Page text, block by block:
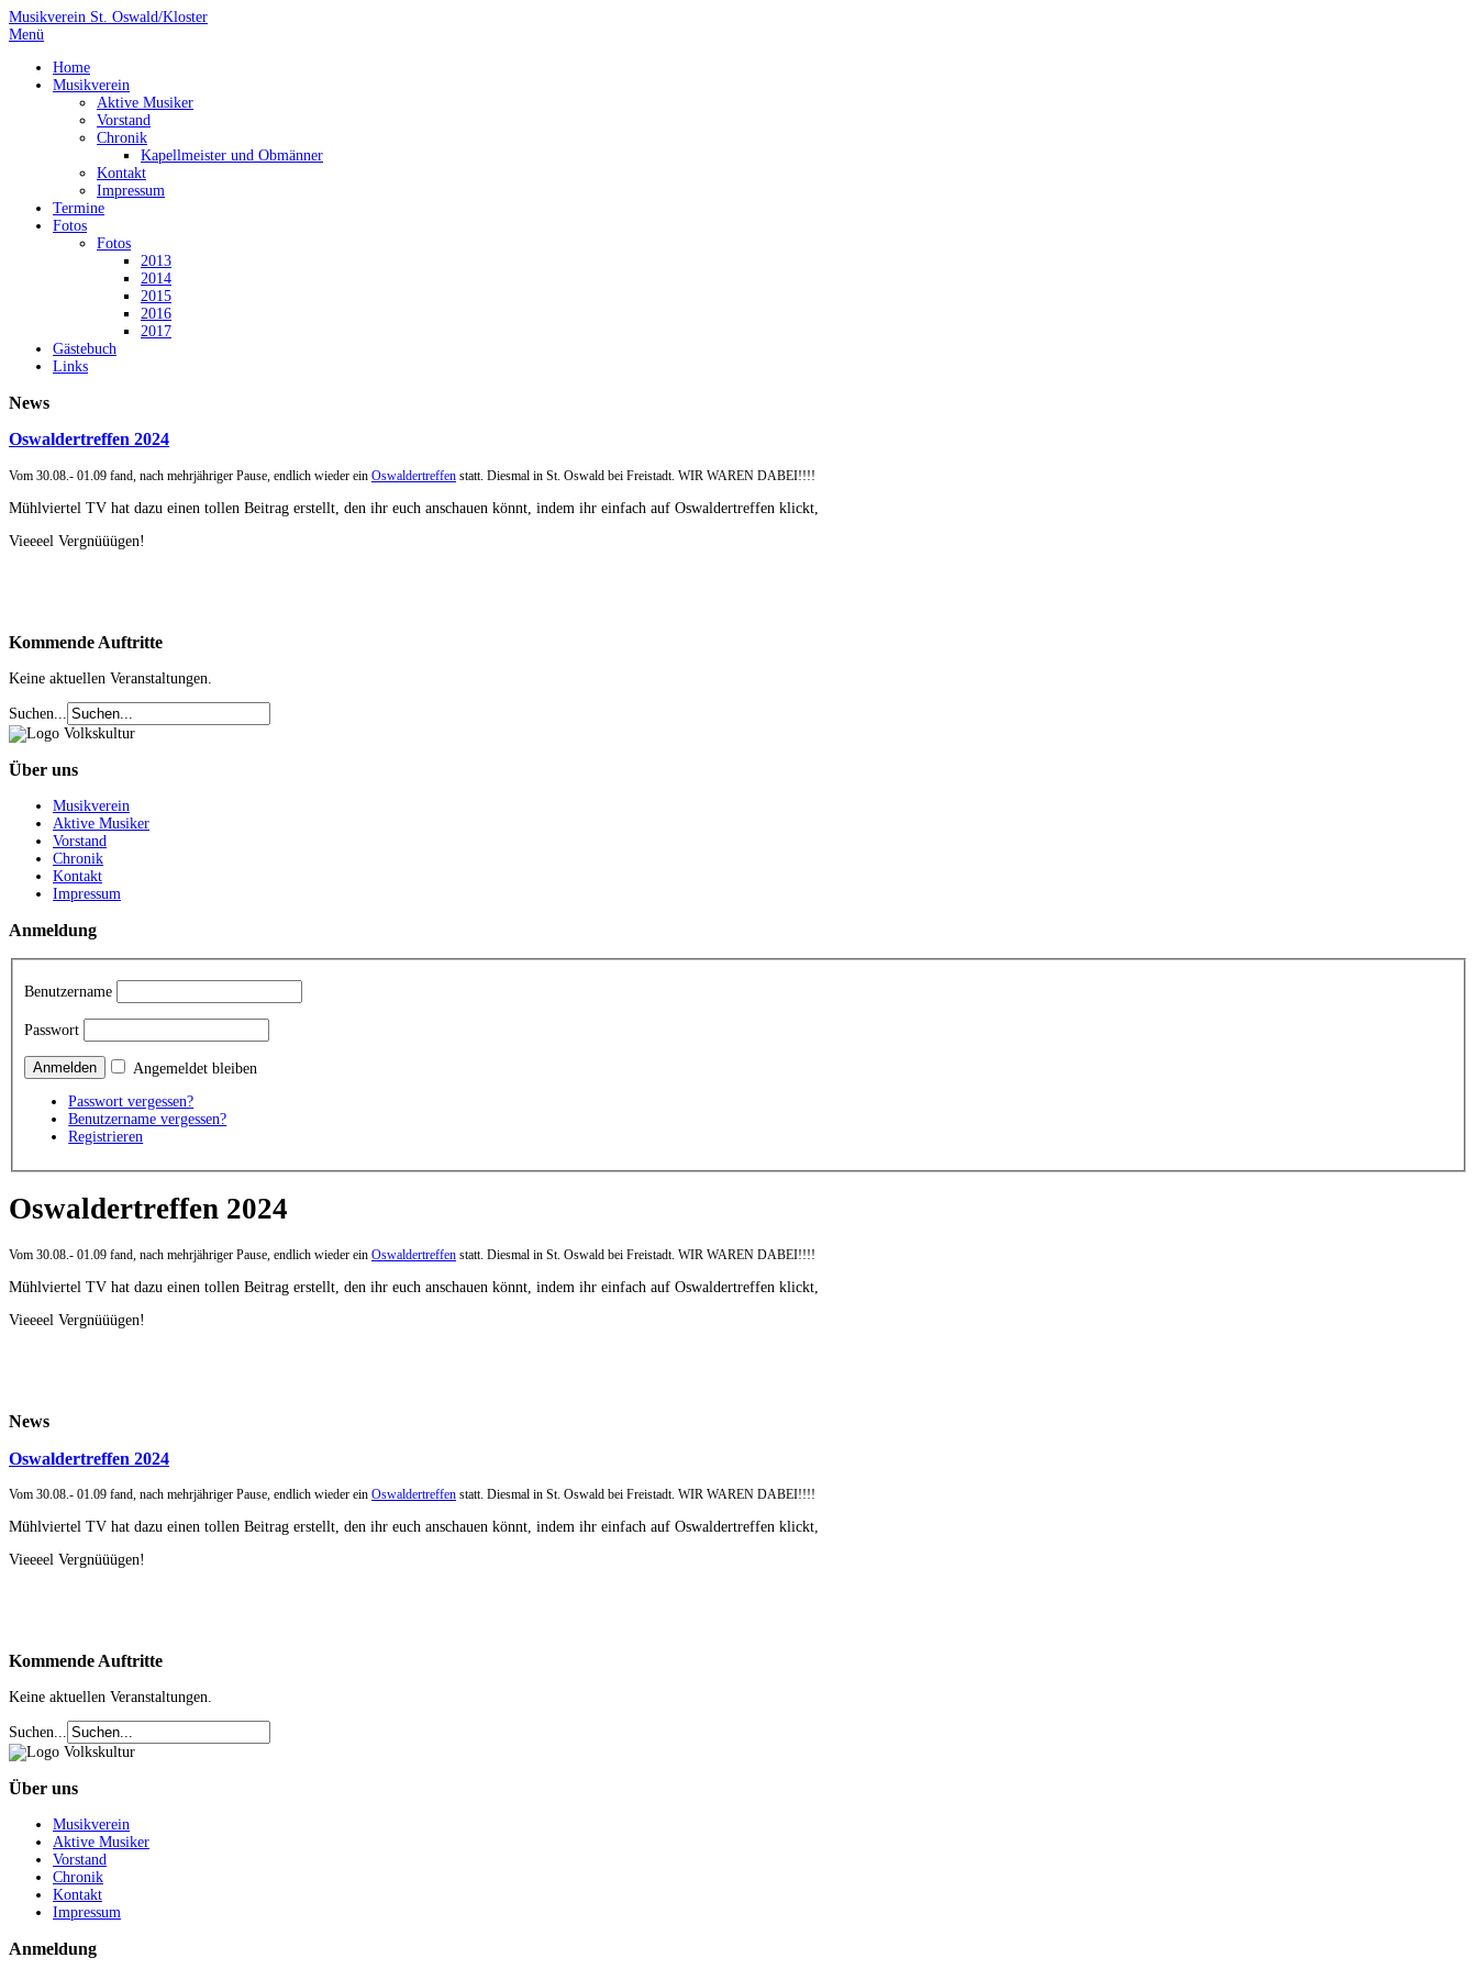
Musikverein St. Oswald/Kloster
Menü
Home
Musikverein
Aktive Musiker
Vorstand
Chronik
Kapellmeister und Obmänner
Kontakt
Impressum
Termine
Fotos
Fotos
2013
2014
2015
2016
2017
Gästebuch
Links
News
Oswaldertreffen 2024
Vom 30.08.- 01.09 fand, nach mehrjähriger Pause, endlich wieder ein Oswaldertreffen statt. Diesmal in St. Oswald bei Freistadt. WIR WAREN DABEI!!!!
Mühlviertel TV hat dazu einen tollen Beitrag erstellt, den ihr euch anschauen könnt, indem ihr einfach auf Oswaldertreffen klickt,
Vieeeel Vergnüüügen!
Kommende Auftritte
Keine aktuellen Veranstaltungen.
Suchen...
Über uns
Musikverein
Aktive Musiker
Vorstand
Chronik
Kontakt
Impressum
Anmeldung
Benutzername
Passwort
Angemeldet bleiben
Passwort vergessen?
Benutzername vergessen?
Registrieren
Oswaldertreffen 2024
Vom 30.08.- 01.09 fand, nach mehrjähriger Pause, endlich wieder ein Oswaldertreffen statt. Diesmal in St. Oswald bei Freistadt. WIR WAREN DABEI!!!!
Mühlviertel TV hat dazu einen tollen Beitrag erstellt, den ihr euch anschauen könnt, indem ihr einfach auf Oswaldertreffen klickt,
Vieeeel Vergnüüügen!
News
Oswaldertreffen 2024
Vom 30.08.- 01.09 fand, nach mehrjähriger Pause, endlich wieder ein Oswaldertreffen statt. Diesmal in St. Oswald bei Freistadt. WIR WAREN DABEI!!!!
Mühlviertel TV hat dazu einen tollen Beitrag erstellt, den ihr euch anschauen könnt, indem ihr einfach auf Oswaldertreffen klickt,
Vieeeel Vergnüüügen!
Kommende Auftritte
Keine aktuellen Veranstaltungen.
Suchen...
Über uns
Musikverein
Aktive Musiker
Vorstand
Chronik
Kontakt
Impressum
Anmeldung